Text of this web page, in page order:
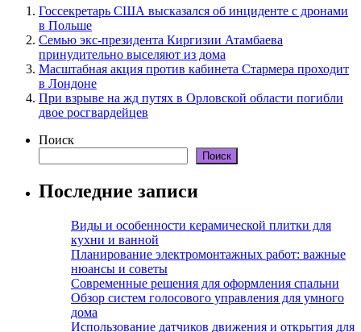
Госсекретарь США высказался об инциденте с дронами
в Польше
Семью экс-президента Киргизии Атамбаева
принудительно выселяют из дома
Масштабная акция против кабинета Стармера проходит
в Лондоне
При взрыве на жд путях в Орловской области погибли
двое росгвардейцев
Поиск
Поиск
Последние записи
Виды и особенности керамической плитки для
кухни и ванной
Планирование электромонтажных работ: важные
нюансы и советы
Современные решения для оформления спальни
Обзор систем голосового управления для умного
дома
Использование датчиков движения и открытия для